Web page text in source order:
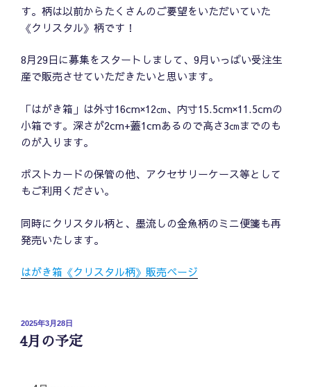
す。柄は以前からたくさんのご要望をいただいていた
《クリスタル》柄です！
8月29日に募集をスタートしまして、9月いっぱい受注生
産で販売させていただきたいと思います。
「はがき箱」は外寸16cm×12㎝、内寸15.5cm×11.5cmの
小箱です。深さが2cm+蓋1cmあるので高さ3㎝までのも
のが入ります。
ポストカードの保管の他、アクセサリーケース等として
もご利用ください。
同時にクリスタル柄と、墨流しの金魚柄のミニ便箋も再
発売いたします。
はがき箱《クリスタル柄》販売ページ
投
稿
日:
2025年3月28日
4月の予定